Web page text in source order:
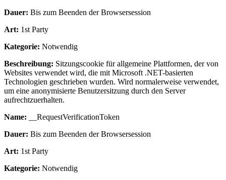
Dauer: Bis zum Beenden der Browsersession
Art: 1st Party
Kategorie: Notwendig
Beschreibung: Sitzungscookie für allgemeine Plattformen, der von
Websites verwendet wird, die mit Microsoft .NET-basierten
Technologien geschrieben wurden. Wird normalerweise verwendet,
um eine anonymisierte Benutzersitzung durch den Server
aufrechtzuerhalten.
Name: __RequestVerificationToken
Dauer: Bis zum Beenden der Browsersession
Art: 1st Party
Kategorie: Notwendig